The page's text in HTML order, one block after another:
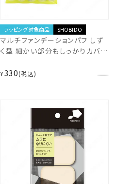
ラッピング対象商品 SHOBIDO
マルチファンデーションパフ しず
く型 細かい部分もしっかりカバー
¥330 税込